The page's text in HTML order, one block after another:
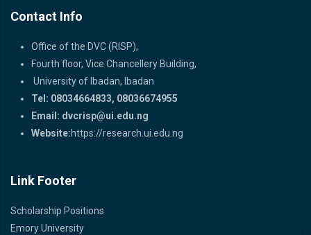
Contact Info
Office of the DVC (RISP),
Fourth floor, Vice Chancellery Building,
University of Ibadan, Ibadan
Tel: 08034664833, 08036674955
Email: dvcrisp@ui.edu.ng
Website:https://research.ui.edu.ng
Link Footer
Scholarship Positions
Emory University